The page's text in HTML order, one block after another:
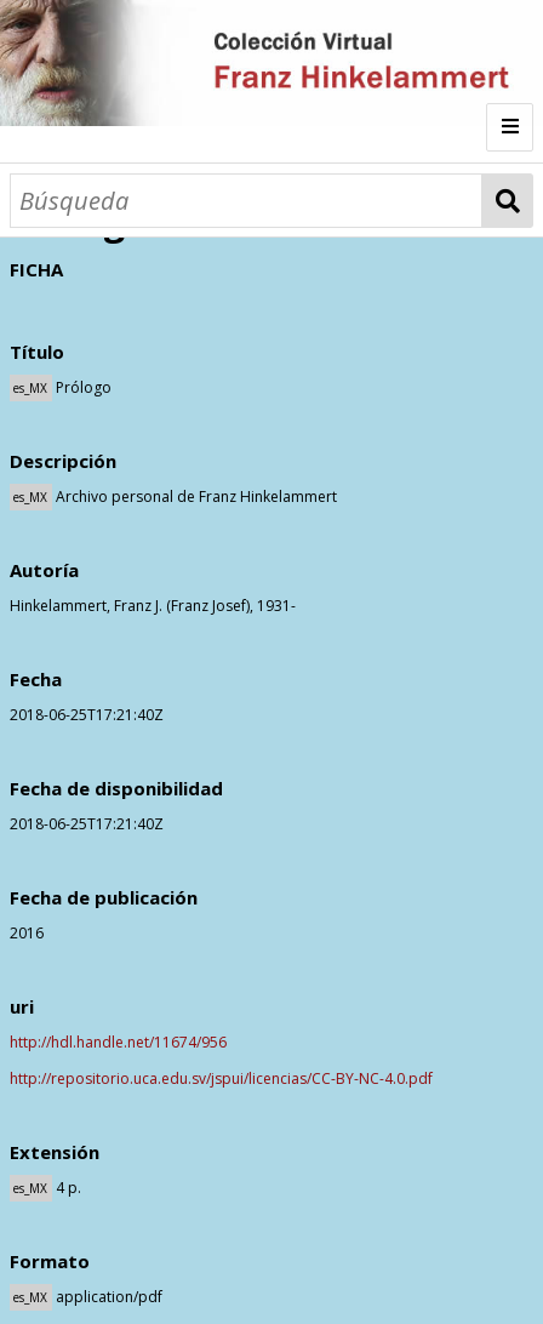
Inicio
Autor
Galería
Categorías
Todos los documentos
Materias
Sitios de Interés
Prólogo
FICHA
Título
es_MX Prólogo
Descripción
es_MX Archivo personal de Franz Hinkelammert
Autoría
Hinkelammert, Franz J. (Franz Josef), 1931-
Fecha
2018-06-25T17:21:40Z
Fecha de disponibilidad
2018-06-25T17:21:40Z
Fecha de publicación
2016
uri
http://hdl.handle.net/11674/956
http://repositorio.uca.edu.sv/jspui/licencias/CC-BY-NC-4.0.pdf
Extensión
es_MX 4 p.
Formato
es_MX application/pdf